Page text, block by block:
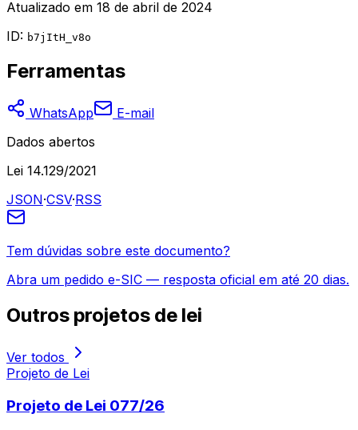
Atualizado em 18 de abril de 2024
ID: b7jItH_v8o
Ferramentas
WhatsApp
E-mail
Dados abertos
Lei 14.129/2021
JSON·CSV·RSS
Tem dúvidas sobre este documento?
Abra um pedido e-SIC — resposta oficial em até 20 dias.
Outros projetos de lei
Ver todos
Projeto de Lei
Projeto de Lei 077/26